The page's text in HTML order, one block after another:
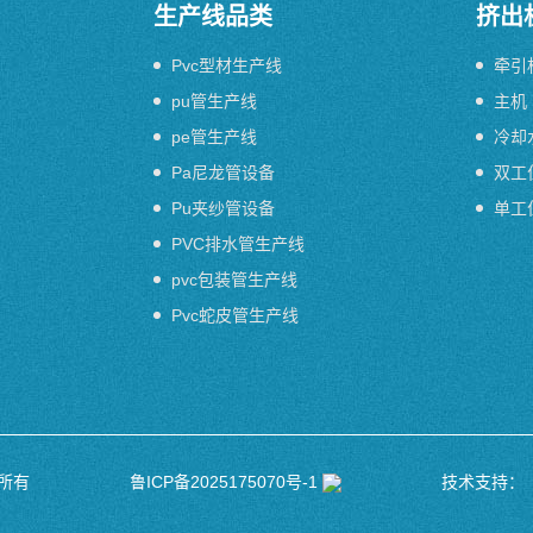
生产线品类
Pvc型材生产线
pu管生产线
pe管生产线
Pa尼龙管设备
Pu夹纱管设备
PVC排水管生产线
pvc包装管生产线
Pvc蛇皮管生产线
挤出
牵引
主机
冷却
双工
单工
有 鲁ICP备2025175070号-1 技术支持：